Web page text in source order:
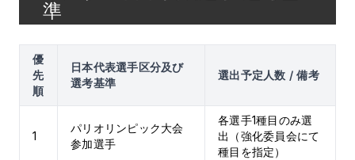
準
優
先
順
日本代表選手区分及び
選考基準
選出予定人数 / 備考
1
パリオリンピック大会
参加選手
各選手1種目のみ選
出（強化委員会にて
種目を指定）